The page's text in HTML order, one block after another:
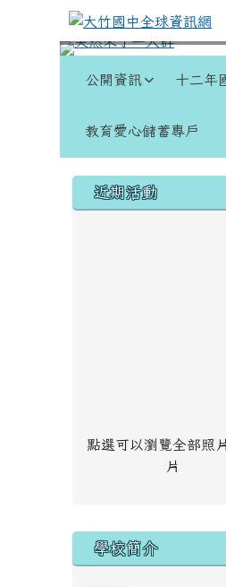
跳至主內容區
大竹國中全球
公開資訊 十二年
教育愛心儲蓄專戶
左邊區域內
近期活動
點選可以瀏覽全部照
片
學校簡介
頁尾區域